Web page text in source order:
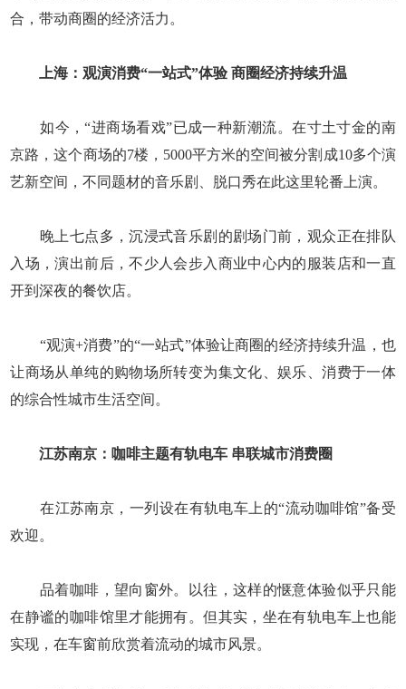
合，带动商圈的经济活力。
上海：观演消费“一站式”体验 商圈经济持续升温
如今，“进商场看戏”已成一种新潮流。在寸土寸金的南
京路，这个商场的7楼，5000平方米的空间被分割成10多个演
艺新空间，不同题材的音乐剧、脱口秀在此这里轮番上演。
晚上七点多，沉浸式音乐剧的剧场门前，观众正在排队
入场，演出前后，不少人会步入商业中心内的服装店和一直
开到深夜的餐饮店。
“观演+消费”的“一站式”体验让商圈的经济持续升温，也
让商场从单纯的购物场所转变为集文化、娱乐、消费于一体
的综合性城市生活空间。
江苏南京：咖啡主题有轨电车 串联城市消费圈
在江苏南京，一列设在有轨电车上的“流动咖啡馆”备受
欢迎。
品着咖啡，望向窗外。以往，这样的惬意体验似乎只能
在静谧的咖啡馆里才能拥有。但其实，坐在有轨电车上也能
实现，在车窗前欣赏着流动的城市风景。